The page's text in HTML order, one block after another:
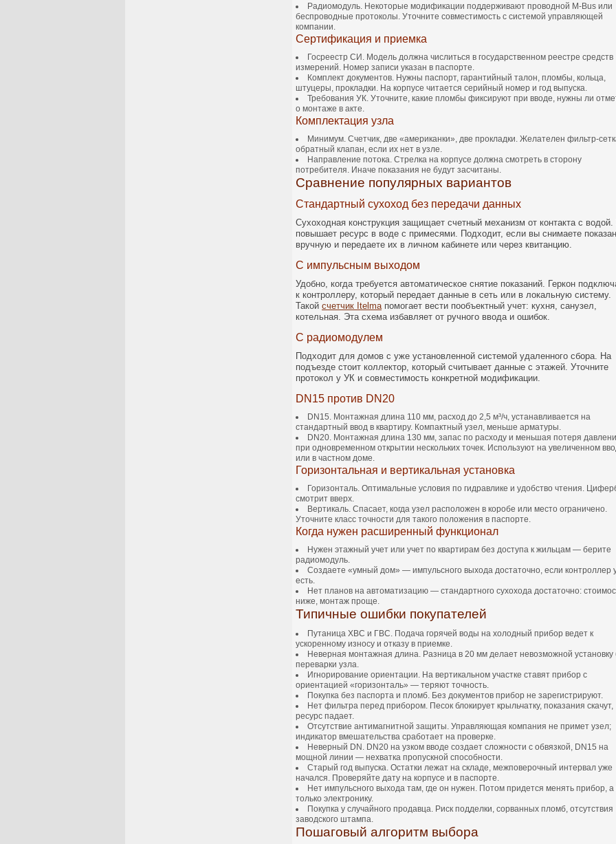
Радиомодуль. Некоторые модификации поддерживают проводной M‑Bus или
беспроводные протоколы. Уточните совместимость с системой управляющей
компании.
Сертификация и приемка
Госреестр СИ. Модель должна числиться в государственном реестре средств
измерений. Номер записи указан в паспорте.
Комплект документов. Нужны паспорт, гарантийный талон, пломбы, кольца,
штуцеры, прокладки. На корпусе читается серийный номер и год выпуска.
Требования УК. Уточните, какие пломбы фиксируют при вводе, нужны ли
о монтаже в акте.
Комплектация узла
Минимум. Счетчик, две «американки», две прокладки. Желателен
обратный клапан, если их нет в узле.
Направление потока. Стрелка на корпусе должна смотреть в сторону
потребителя. Иначе показания не будут засчитаны.
Сравнение популярных вариантов
Стандартный сухоход без передачи данных
Сухоходная конструкция защищает счетный механизм от контакта с водой.
повышает ресурс в воде с примесями. Подходит, если вы снимаете
вручную и передаете их в личном кабинете или через квитанцию.
С импульсным выходом
Удобно, когда требуется автоматическое снятие показаний. Геркон
к контроллеру, который передает данные в сеть или в локальную систему.
Такой счетчик Itelmaпомогает вести пообъектный учет: кухня, санузел,
котельная. Эта схема избавляет от ручного ввода и ошибок.
С радиомодулем
Подходит для домов с уже установленной системой удаленного сбора. На
подъезде стоит коллектор, который считывает данные с этажей. Уточните
протокол у УК и совместимость конкретной модификации.
DN15 против DN20
DN15. Монтажная длина 110 мм, расход до 2,5 м³/ч, устанавливается на
стандартный ввод в квартиру. Компактный узел, меньше арматуры.
DN20. Монтажная длина 130 мм, запас по расходу и меньшая потеря
при одновременном открытии нескольких точек. Используют на увеличенном
или в частном доме.
Горизонтальная и вертикальная установка
Горизонталь. Оптимальные условия по гидравлике и удобство чтения.
смотрит вверх.
Вертикаль. Спасает, когда узел расположен в коробе или место ограничено.
Уточните класс точности для такого положения в паспорте.
Когда нужен расширенный функционал
Нужен этажный учет или учет по квартирам без доступа к жильцам — берите
радиомодуль.
Создаете «умный дом» — импульсного выхода достаточно, если контроллер
есть.
Нет планов на автоматизацию — стандартного сухохода достаточно:
ниже, монтаж проще.
Типичные ошибки покупателей
Путаница ХВС и ГВС. Подача горячей воды на холодный прибор ведет к
ускоренному износу и отказу в приемке.
Неверная монтажная длина. Разница в 20 мм делает невозможной установку
переварки узла.
Игнорирование ориентации. На вертикальном участке ставят прибор с
ориентацией «горизонталь» — теряют точность.
Покупка без паспорта и пломб. Без документов прибор не зарегистрируют.
Нет фильтра перед прибором. Песок блокирует крыльчатку, показания скачут,
ресурс падает.
Отсутствие антимагнитной защиты. Управляющая компания не примет узел;
индикатор вмешательства сработает на проверке.
Неверный DN. DN20 на узком вводе создает сложности с обвязкой, DN15 на
мощной линии — нехватка пропускной способности.
Старый год выпуска. Остатки лежат на складе, межповерочный интервал уже
начался. Проверяйте дату на корпусе и в паспорте.
Нет импульсного выхода там, где он нужен. Потом придется менять прибор, а
только электронику.
Покупка у случайного продавца. Риск подделки, сорванных пломб, отсутствия
заводского штампа.
Пошаговый алгоритм выбора